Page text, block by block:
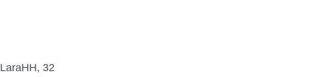
LaraHH, 32